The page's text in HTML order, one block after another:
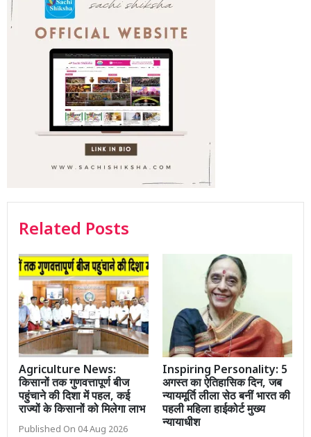
Related Posts
Agriculture News:
किसानों तक गुणवत्तापूर्ण बीज
पहुंचाने की दिशा में पहल, कई
राज्यों के किसानों को मिलेगा लाभ
Published On 04 Aug 2026
Inspiring Personality: 5
अगस्त का ऐतिहासिक दिन, जब
न्यायमूर्ति लीला सेठ बनीं भारत की
पहली महिला हाईकोर्ट मुख्य
न्यायाधीश